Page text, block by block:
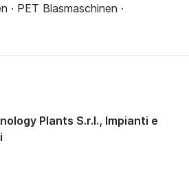
· PET Blasmaschinen ·
Plants S.r.l., Impianti e